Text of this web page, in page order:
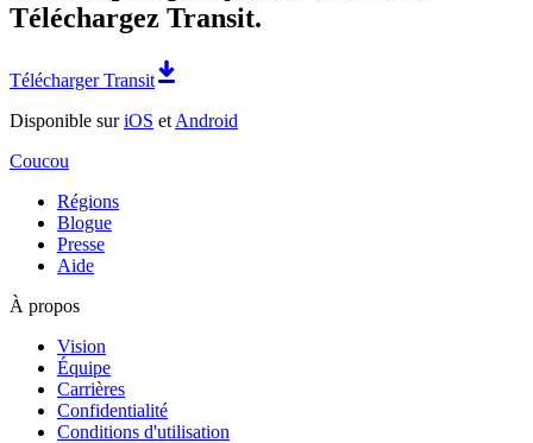
Téléchargez Transit.
Télécharger Transit
Disponible suriOS et Android
Coucou
Régions
Blogue
Presse
Aide
À propos
Vision
Équipe
Carrières
Confidentialité
Conditions d'utilisation